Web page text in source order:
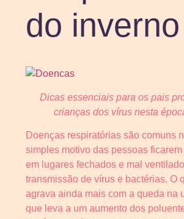
do inverno
Dicas essenciais para os pais
crianças dos vírus nesta
Doenças respiratórias são comuns
simples motivo das pessoas
em lugares fechados e mal
transmissão de vírus e bactérias. O
agrava ainda mais com a queda na
que leva a um aumento dos